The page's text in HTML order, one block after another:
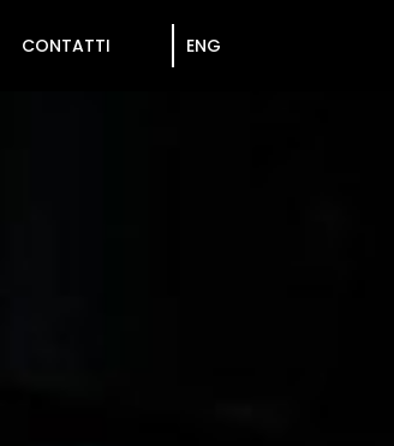
CONTATTI ENG